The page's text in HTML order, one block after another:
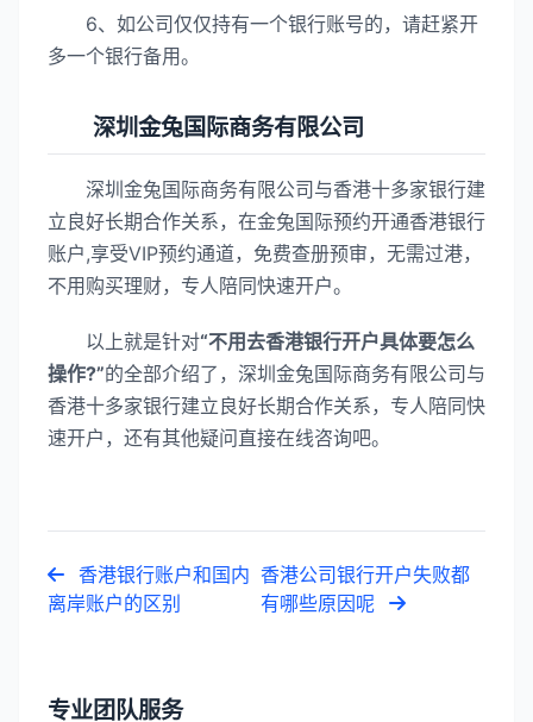
6、如公司仅仅持有一个银行账号的，请赶紧开
多一个银行备用。
深圳金兔国际商务有限公司
深圳金兔国际商务有限公司与香港十多家银行建
立良好长期合作关系，在金兔国际预约开通香港银行
账户,享受VIP预约通道，免费查册预审，无需过港，
不用购买理财，专人陪同快速开户。
以上就是针对“不用去香港银行开户具体要怎么
操作?”的全部介绍了，深圳金兔国际商务有限公司与
香港十多家银行建立良好长期合作关系，专人陪同快
速开户，还有其他疑问直接在线咨询吧。
香港银行账户和国内
离岸账户的区别
香港公司银行开户失败都
有哪些原因呢
专业团队服务